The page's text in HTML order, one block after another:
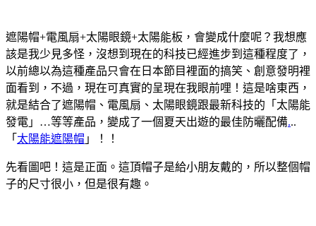
遮陽帽+電風扇+太陽眼鏡+太陽能板，會變成什麼呢？我想應
該是我少見多怪，沒想到現在的科技已經進步到這種程度了，
以前總以為這種產品只會在日本節目裡面的搞笑、創意發明裡
面看到，不過，現在可真實的呈現在我眼前哩！這是啥東西，
就是結合了遮陽帽、電風扇、太陽眼鏡跟最新科技的「太陽能
發電」…等等產品，變成了一個夏天出遊的最佳防曬配備...
「 太陽能遮陽帽 」！！
先看圖吧！這是正面。這頂帽子是給小朋友戴的，所以整個帽
子的尺寸很小，但是很有趣。